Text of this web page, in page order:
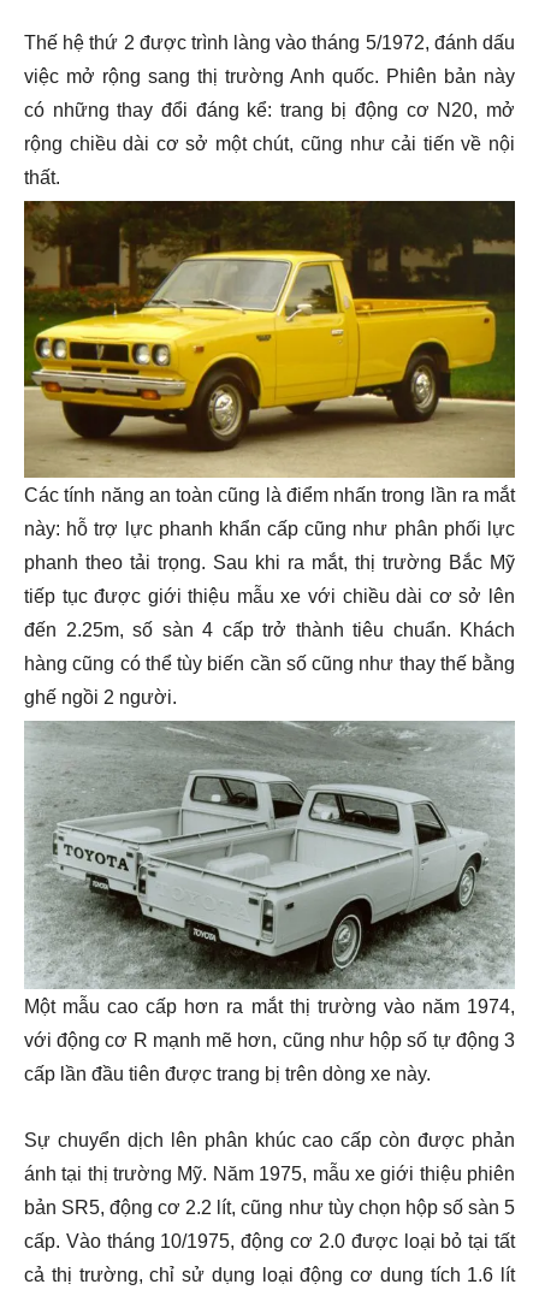
Thế hệ thứ 2 được trình làng vào tháng 5/1972, đánh dấu
việc mở rộng sang thị trường Anh quốc. Phiên bản này
có những thay đổi đáng kể: trang bị động cơ N20, mở
rộng chiều dài cơ sở một chút, cũng như cải tiến về nội
thất.
Các tính năng an toàn cũng là điểm nhấn trong lần ra mắt
này: hỗ trợ lực phanh khẩn cấp cũng như phân phối lực
phanh theo tải trọng. Sau khi ra mắt, thị trường Bắc Mỹ
tiếp tục được giới thiệu mẫu xe với chiều dài cơ sở lên
đến 2.25m, số sàn 4 cấp trở thành tiêu chuẩn. Khách
hàng cũng có thể tùy biến cần số cũng như thay thế bằng
ghế ngồi 2 người.
Một mẫu cao cấp hơn ra mắt thị trường vào năm 1974,
với động cơ R mạnh mẽ hơn, cũng như hộp số tự động 3
cấp lần đầu tiên được trang bị trên dòng xe này.
Sự chuyển dịch lên phân khúc cao cấp còn được phản
ánh tại thị trường Mỹ. Năm 1975, mẫu xe giới thiệu phiên
bản SR5, động cơ 2.2 lít, cũng như tùy chọn hộp số sàn 5
cấp. Vào tháng 10/1975, động cơ 2.0 được loại bỏ tại tất
cả thị trường, chỉ sử dụng loại động cơ dung tích 1.6 lít